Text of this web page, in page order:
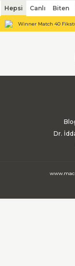
Hepsi Canlı Biten
Winner Match 40
Dr.